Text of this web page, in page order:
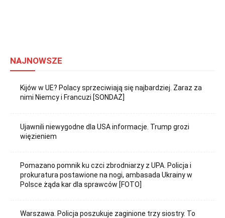
NAJNOWSZE
Kijów w UE? Polacy sprzeciwiają się najbardziej. Zaraz za
nimi Niemcy i Francuzi [SONDAŻ]
Ujawnili niewygodne dla USA informacje. Trump grozi
więzieniem
Pomazano pomnik ku czci zbrodniarzy z UPA. Policja i
prokuratura postawione na nogi, ambasada Ukrainy w
Polsce żąda kar dla sprawców [FOTO]
Warszawa. Policja poszukuje zaginione trzy siostry. To